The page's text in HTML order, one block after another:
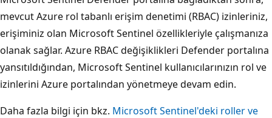
mevcut Azure rol tabanlı erişim denetimi (RBAC) izinleriniz,
erişiminiz olan Microsoft Sentinel özellikleriyle çalışmanıza
olanak sağlar. Azure RBAC değişiklikleri Defender portalına
yansıtıldığından, Microsoft Sentinel kullanıcılarınızın rol ve
izinlerini Azure portalından yönetmeye devam edin.
Daha fazla bilgi için bkz. Microsoft Sentinel'deki roller ve